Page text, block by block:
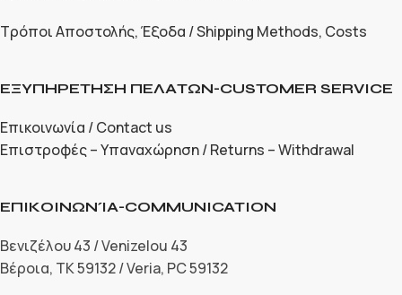
Τρόποι Αποστολής, Έξοδα / Shipping Methods, Costs
ΕΞΥΠΗΡΕΤΗΣΗ ΠΕΛΑΤΩΝ-CUSTOMER SERVICE
Επικοινωνία / Contact us
Επιστροφές – Υπαναχώρηση / Returns – Withdrawal
ΕΠΙΚΟΙΝΩΝΊΑ-COMMUNICATION
Βενιζέλου 43 / Venizelou 43
Βέροια, ΤΚ 59132 / Veria, PC 59132